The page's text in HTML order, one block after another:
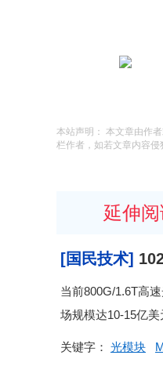
本站声明： 本文章由作
栏作者，如若文章内容侵
延伸
[国民技术]
突围到引领？
当前800G/1.6T高
场规模达10-15亿美
关键字： 光模块